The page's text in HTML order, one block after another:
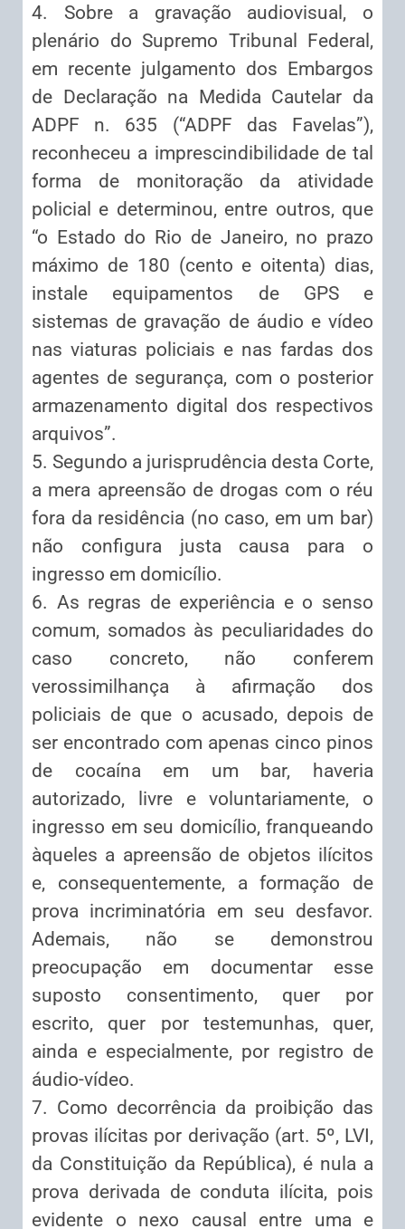
4. Sobre a gravação audiovisual, o
plenário do Supremo Tribunal Federal,
em recente julgamento dos Embargos
de Declaração na Medida Cautelar da
ADPF n. 635 (“ADPF das Favelas”),
reconheceu a imprescindibilidade de tal
forma de monitoração da atividade
policial e determinou, entre outros, que
“o Estado do Rio de Janeiro, no prazo
máximo de 180 (cento e oitenta) dias,
instale equipamentos de GPS e
sistemas de gravação de áudio e vídeo
nas viaturas policiais e nas fardas dos
agentes de segurança, com o posterior
armazenamento digital dos respectivos
arquivos”.
5. Segundo a jurisprudência desta Corte,
a mera apreensão de drogas com o réu
fora da residência (no caso, em um bar)
não configura justa causa para o
ingresso em domicílio.
6. As regras de experiência e o senso
comum, somados às peculiaridades do
caso concreto, não conferem
verossimilhança à afirmação dos
policiais de que o acusado, depois de
ser encontrado com apenas cinco pinos
de cocaína em um bar, haveria
autorizado, livre e voluntariamente, o
ingresso em seu domicílio, franqueando
àqueles a apreensão de objetos ilícitos
e, consequentemente, a formação de
prova incriminatória em seu desfavor.
Ademais, não se demonstrou
preocupação em documentar esse
suposto consentimento, quer por
escrito, quer por testemunhas, quer,
ainda e especialmente, por registro de
áudio-vídeo.
7. Como decorrência da proibição das
provas ilícitas por derivação (art. 5º, LVI,
da Constituição da República), é nula a
prova derivada de conduta ilícita, pois
evidente o nexo causal entre uma e